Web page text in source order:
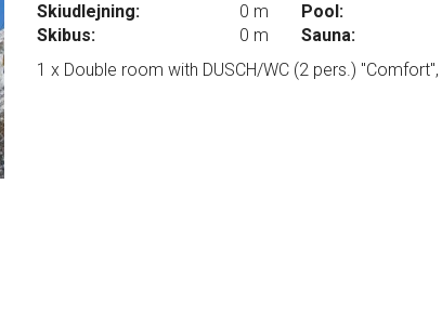
Skiudlejning:
0 m
Skibus:
0 m
Pool:
Sauna:
1 x Double room with DUSCH/WC (2 pers.)